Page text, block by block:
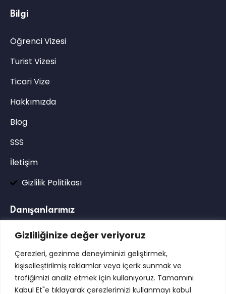
Gizliliğinize değer veriyoruz
Çerezleri, gezinme deneyiminizi geliştirmek,
kişiselleştirilmiş reklamlar veya içerik sunmak ve
trafiğimizi analiz etmek için kullanıyoruz. Tamamını
Kabul Et"e tıklayarak çerezlerimizi kullanmayı kabul
Bilgi
Öğrenci Vizesi
Turist Vizesi
Ticari Vize
Hakkımızda
Blog
SSS
İletişim
Gizlilik Politikası
Danışanlarımız